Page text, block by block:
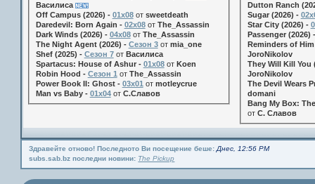
Василиса
Off Campus (2026) - 01x08от sweetdeath
Daredevil: Born Again - 02x08от The_Assassin
Dark Winds (2026) - 04x08от The_Assassin
The Night Agent (2026) - Сезон 3от mia_one
Shef (2025) - Сезон 7от Василиса
Spartacus: House of Ashur - 01x08от Koen
Robin Hood - Сезон 1 от The_Assassin
Power Book II: Ghost - 03x01 от motleycrue
Man vs Baby - 01x04от С.Славов
Dutton Ranch
Sugar (2026) -
Star City (2026) -
Passenger (2026)
Reminders of
JoroNikolov
They Will Kill You
JoroNikolov
The Devil Wears
domani
Bang My Box:
от С. Славов
Здравейте отново! Последното Ви посещение беше:Днес, 12:56 PM
subs.sab.bz последни новини: The Pickup